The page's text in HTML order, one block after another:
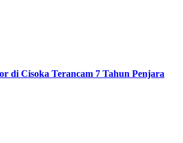
di Cisoka Terancam 7 Tahun Penjara